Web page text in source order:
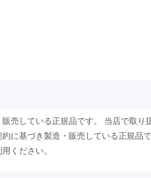
売している正規品です。 当店で取り
に基づき製造・販売している正規品
ください。